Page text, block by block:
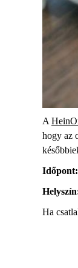
A
hogy az
Időpont:
Ha